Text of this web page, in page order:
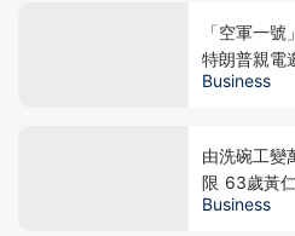
Business
「空軍一
特朗普親電
先提1要求
Business
由洗碗工變
限 63歲黃
年輕人：AI